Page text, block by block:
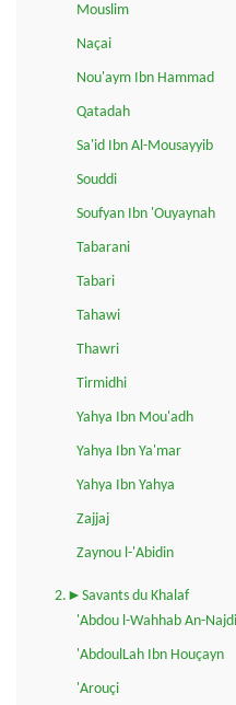
Mouslim
Naçai
Nou'aym Ibn Hammad
Qatadah
Sa'id Ibn Al-Mousayyib
Souddi
Soufyan Ibn 'Ouyaynah
Tabarani
Tabari
Tahawi
Thawri
Tirmidhi
Yahya Ibn Mou'adh
Yahya Ibn Ya'mar
Yahya Ibn Yahya
Zajjaj
Zaynou l-'Abidin
2.►Savants du Khalaf
'Abdou l-Wahhab An-Najdi
'AbdoulLah Ibn Houçayn
'Arouçi